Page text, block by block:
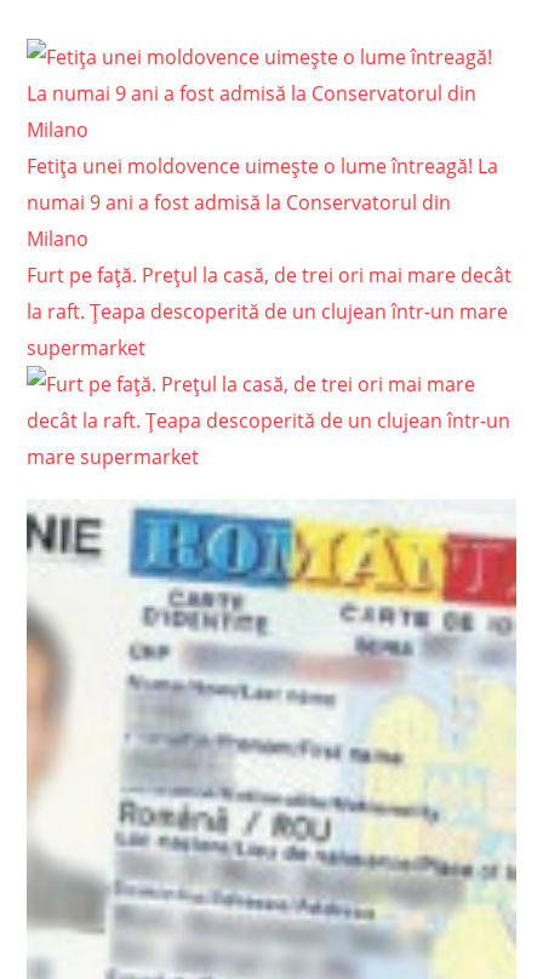
Fetița unei moldovence uimește o lume întreagă! La
numai 9 ani a fost admisă la Conservatorul din
Milano
Furt pe față. Prețul la casă, de trei ori mai mare decât
la raft. Țeapa descoperită de un clujean într-un mare
supermarket